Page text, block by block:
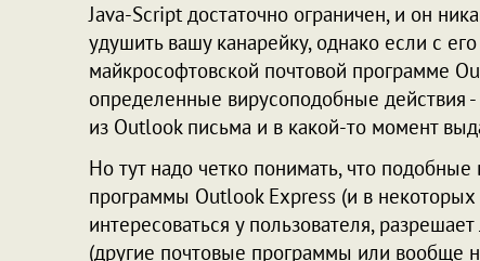
Java-Script достаточно ограничен, и он
удушить вашу канарейку, однако если с
майкрософтовской почтовой программе
определенные вирусоподобные действия
из Outlook письма и в какой-то момент
Но тут надо четко понимать, что
программы Outlook Express (и в некоторых
интересоваться у пользователя,
(другие почтовые программы или вообще